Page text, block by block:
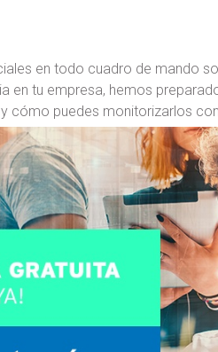
en todo cuadro de mando
en tu empresa, hemos
cómo puedes monitorizarlos